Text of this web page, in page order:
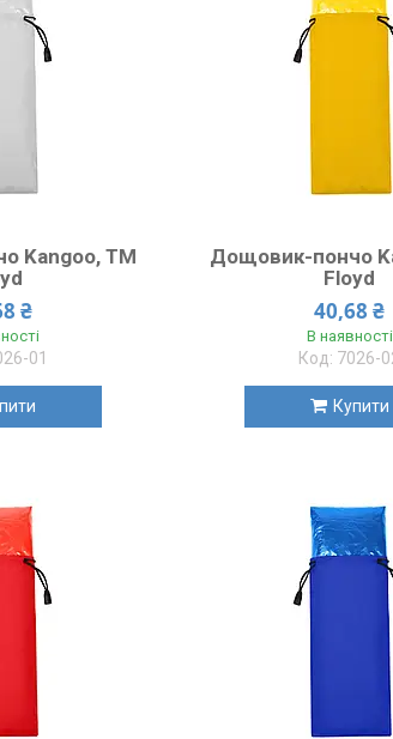
Kangoo, TM
₴
01
Дощовик-пончо
Floyd
40,68 ₴
В наявності
7026-
Купити